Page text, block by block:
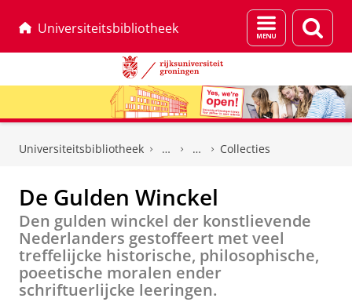
Universiteitsbibliotheek
Menu
en
Universiteitsbibliotheek Collecties
De Gulden Winckel
Den gulden winckel der konstlievende
Nederlanders gestoffeert met veel
treffelijcke historische, philosophische,
poeetische moralen ender
schriftuerlijcke leeringen.